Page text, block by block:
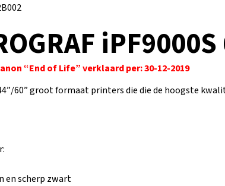
“End of Life” verklaard per: 30-12-2019
44”/60” groot formaat printers die die de hoogste
en scherp zwart